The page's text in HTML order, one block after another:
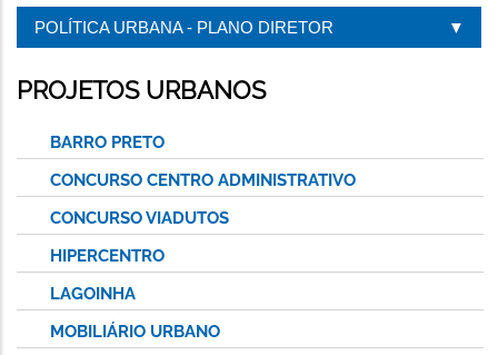
POLÍTICA URBANA - PLANO DIRETOR
PROJETOS URBANOS
BARRO PRETO
CONCURSO CENTRO ADMINISTRATIVO
CONCURSO VIADUTOS
HIPERCENTRO
LAGOINHA
MOBILIÁRIO URBANO